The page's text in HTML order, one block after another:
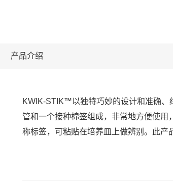
产品介绍
KWIK-STIK™以独特巧妙的设计和准确
管和一个接种棉签组成，非常地方便使
称标签，可粘贴在培养皿上做辨别。此产